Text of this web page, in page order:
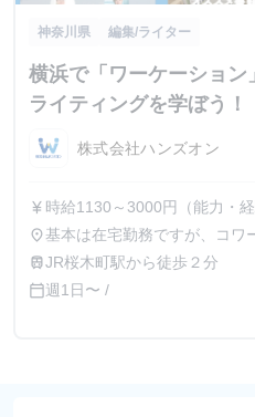
神奈川県 編集/ライター
横浜で「ワーケーション
ライティングを学ぼう！
株式会社ハンズオン
currency_yen 時給1130～3000円（能力・
も、ご自身の裁量で決めてい
place 基本は在宅勤務ですが、コワ
ョン施設などの取材、チーム
内を含む神奈川県全域や東京
trainJR桜木町駅から徒歩２分
calendar_today週1日〜 /